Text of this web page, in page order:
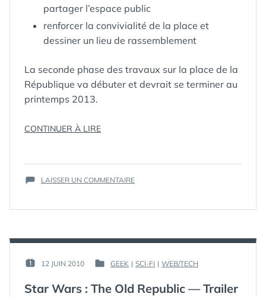
partager l’espace public
renforcer la convivialité de la place et
dessiner un lieu de rassemblement
La seconde phase des travaux sur la place de la
République va débuter et devrait se terminer au
printemps 2013.
CONTINUER À LIRE« LES
LE
PROJET
DE
LA
RÉPUBLIQUE
À
PLACE DE LA
RÉPUBLIQUE,
XIE
LAISSER UN COMMENTAIRESUR
ET
NOUVELLE
DE
PUBLIÉ
12 JUIN 2010
PAR :
PUBLIÉ
GEEK | SCI-FI | WEB/TECH
Star Wars : The Old Republic — Trailer